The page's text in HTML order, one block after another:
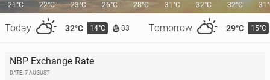
21°C
Today 32°C 14°C 33 Tomorrow 29°C 15°C
22°C 23°C 26°C 28°C 31°C 32°C 32°C
NBP Exchange Rate
DATE: 7 AUGUST